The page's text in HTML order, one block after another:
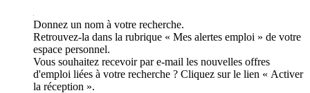
Donnez un nom à votre recherche.
Retrouvez-la dans la rubrique « Mes alertes emploi » de votre
espace personnel.
Vous souhaitez recevoir par e-mail les nouvelles offres
d'emploi liées à votre recherche ? Cliquez sur le lien « Activer
la réception ».